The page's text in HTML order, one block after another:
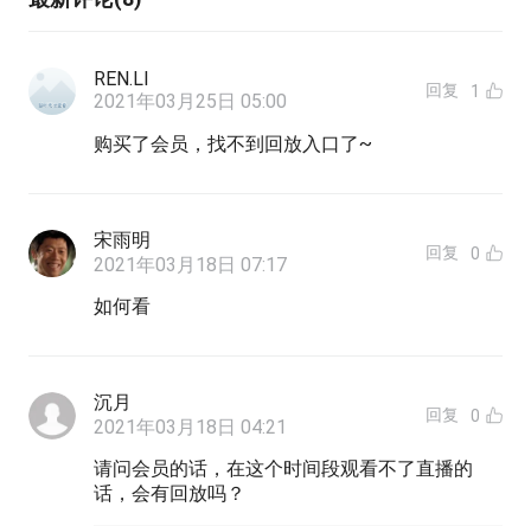
REN.LI
2021年03月25日 05:00
回复 1
购买了会员，找不到回放入口了~
宋雨明
2021年03月18日 07:17
回复 0
如何看
沉月
2021年03月18日 04:21
回复 0
请问会员的话，在这个时间段观看不了直播的
话，会有回放吗？